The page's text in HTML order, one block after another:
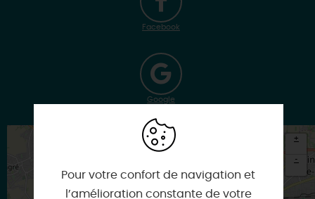
Facebook
Google
Itinéraire vers
+
-
Pour votre confort de navigation et
l’amélioration constante de votre